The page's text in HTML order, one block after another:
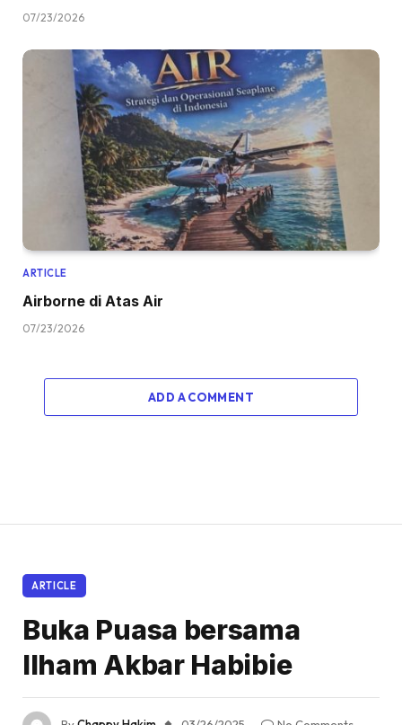
07/23/2026
ARTICLE
Airborne di Atas Air
07/23/2026
ADD A COMMENT
ARTICLE
Buka Puasa bersama
Ilham Akbar Habibie